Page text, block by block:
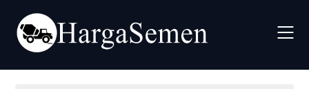
content